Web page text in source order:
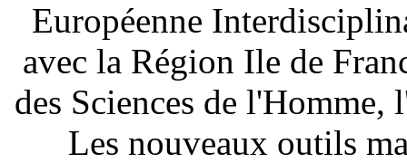
Européenne
avec la Région Ile de
des Sciences de
Les nouveaux outils